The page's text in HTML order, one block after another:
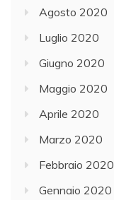
Agosto 2020
Luglio 2020
Giugno 2020
Maggio 2020
Aprile 2020
Marzo 2020
Febbraio 2020
Gennaio 2020